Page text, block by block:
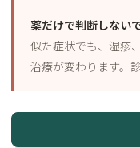
薬だけで判断しない
似た症状でも、湿疹
治療が変わります。